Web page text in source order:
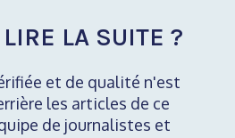
LA SUITE ?
et de qualité n'est
les articles de ce
de journalistes et